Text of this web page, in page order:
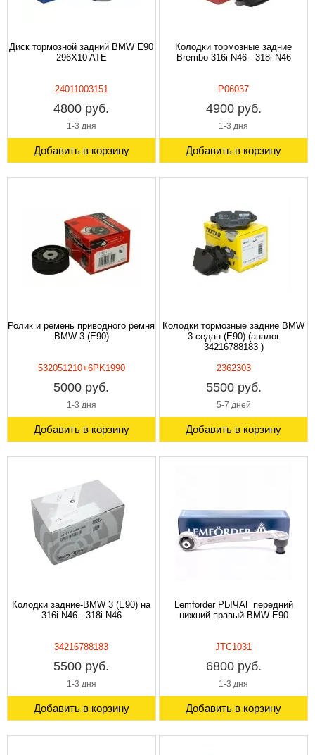
Диск тормозной задний BMW Е90
296X10 ATE
24011003151
4800 руб.
1-3 дня
Добавить в корзину
Колодки тормозные задние
Brembo 316i N46 - 318i N46
P06037
4900 руб.
1-3 дня
Добавить в корзину
Ролик и ремень приводного ремня
BMW 3 (E90)
532051210+6PK1990
5000 руб.
1-3 дня
Добавить в корзину
Колодки тормозные задние BMW
3 седан (E90) (аналог
34216788183 )
2362303
5500 руб.
5-7 дней
Добавить в корзину
Колодки задние-BMW 3 (E90) на
316i N46 - 318i N46
34216788183
5500 руб.
1-3 дня
Добавить в корзину
Lemforder РЫЧАГ передний
нижний правый BMW E90
JTC1031
6800 руб.
1-3 дня
Добавить в корзину